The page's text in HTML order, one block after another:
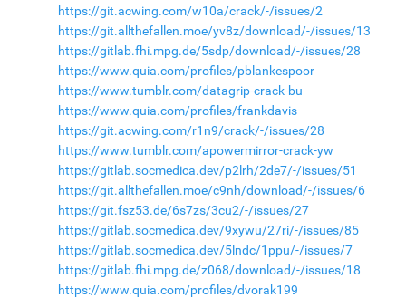
https://git.acwing.com/w10a/crack/-/issues/2
https://git.allthefallen.moe/yv8z/download/-/issues/13
https://gitlab.fhi.mpg.de/5sdp/download/-/issues/28
https://www.quia.com/profiles/pblankespoor
https://www.tumblr.com/datagrip-crack-bu
https://www.quia.com/profiles/frankdavis
https://git.acwing.com/r1n9/crack/-/issues/28
https://www.tumblr.com/apowermirror-crack-yw
https://gitlab.socmedica.dev/p2lrh/2de7/-/issues/51
https://git.allthefallen.moe/c9nh/download/-/issues/6
https://git.fsz53.de/6s7zs/3cu2/-/issues/27
https://gitlab.socmedica.dev/9xywu/27ri/-/issues/85
https://gitlab.socmedica.dev/5lndc/1ppu/-/issues/7
https://gitlab.fhi.mpg.de/z068/download/-/issues/18
https://www.quia.com/profiles/dvorak199